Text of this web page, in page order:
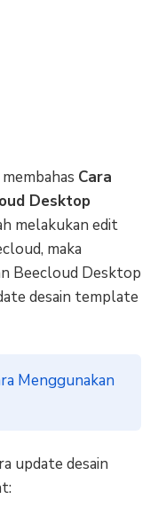
Cara
Desktop
melakukan edit
maka
Beecloud Desktop
desain template
Menggunakan
update desain